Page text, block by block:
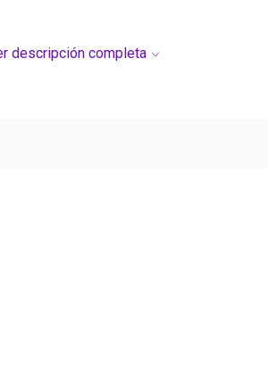
descripción completa